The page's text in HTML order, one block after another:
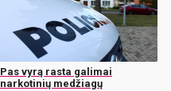
Pas vyrą rasta galimai
narkotinių medžiagų